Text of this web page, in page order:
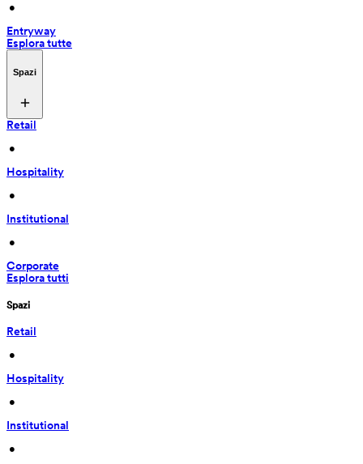
•
Entryway
Esplora tutte
Spazi
Retail
•
Hospitality
•
Institutional
•
Corporate
Esplora tutti
Spazi
Retail
•
Hospitality
•
Institutional
•